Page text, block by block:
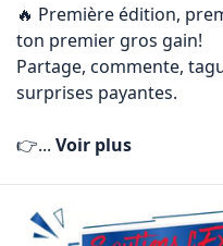
🔥 Première édition,
ton premier gros gain!
Partage, commente,
surprises payantes.
👉... Voir plus